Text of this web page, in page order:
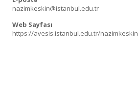
nazimkeskin@istanbul.edu.tr
Web Sayfası
https://avesis.istanbul.edu.tr/nazimkeskin